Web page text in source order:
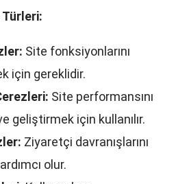
Türleri:
Site fonksiyonlarını
için gereklidir.
Site performansını
geliştirmek için kullanılır.
Ziyaretçi davranışlarını
olur.